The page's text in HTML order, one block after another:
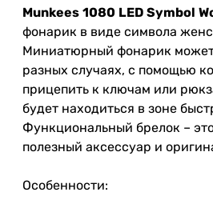
Munkees 1080 LED Symbol
фонарик в виде символа
Миниатюрный фонарик может
разных случаях, с помощью
прицепить к ключам или
будет находиться в зоне
Функциональный брелок –
полезный аксессуар и
Особенности: